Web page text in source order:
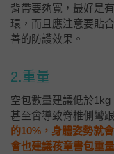
背帶要夠寬，最好是
環，而且應注意要貼
善的防護效果。
2.重量
空包數量建議低於
甚至會導致脊椎側彎
的10%，身體姿勢就
會也建議孩童書包重